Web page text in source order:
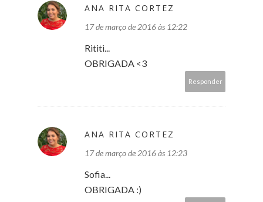
ANA RITA CORTEZ
17 de março de 2016 às 12:22
Rititi...
OBRIGADA <3
Responder
ANA RITA CORTEZ
17 de março de 2016 às 12:23
Sofia...
OBRIGADA :)